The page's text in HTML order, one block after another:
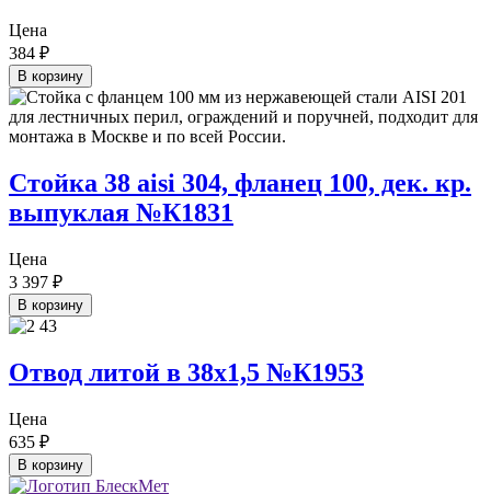
Цена
384 ₽
В корзину
Стойка 38 aisi 304, фланец 100, дек. кр.
выпуклая №К1831
Цена
3 397 ₽
В корзину
Отвод литой в 38х1,5 №К1953
Цена
635 ₽
В корзину